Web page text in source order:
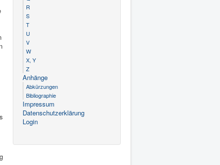
R
S
T
U
V
W
X, Y
Z
Anhänge
Abkürzungen
Bibliographie
Impressum
Datenschutzerklärung
Login